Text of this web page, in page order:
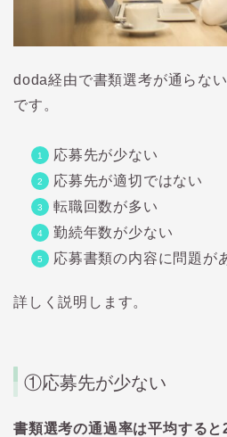
doda経由で書類選考が通らな
です。
応募先が少ない
応募先が適切ではない
転職回数が多い
勤続年数が少ない
応募書類の内容に問題が
詳しく説明します。
①応募先が少ない
書類選考の通過率は平均すると